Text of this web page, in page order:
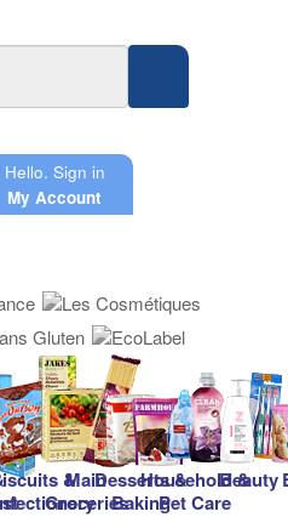
Hello. Sign in
My Account
&
Main
Groceries
Desserts &
Baking
Household &
Pet Care
Beauty